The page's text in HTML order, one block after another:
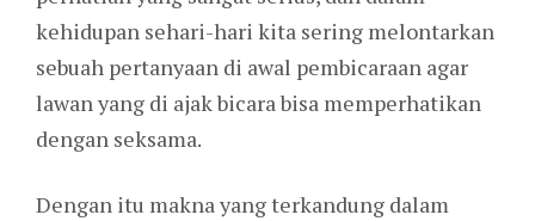
kehidupan sehari-hari kita sering melontarkan
sebuah pertanyaan di awal pembicaraan agar
lawan yang di ajak bicara bisa memperhatikan
dengan seksama.
Dengan itu makna yang terkandung dalam